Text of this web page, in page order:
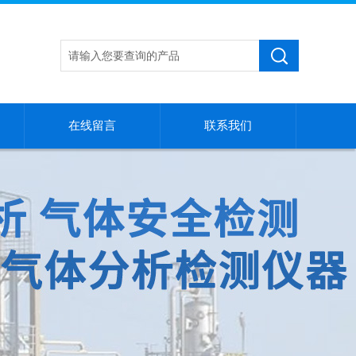
在线留言 联系我们